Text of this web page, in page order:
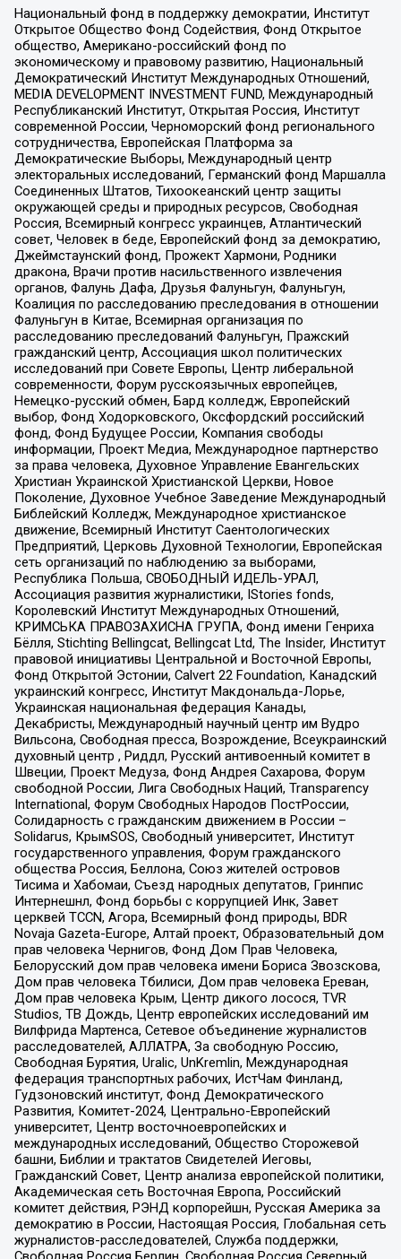
Национальный фонд в поддержку демократии, Институт
Открытое Общество Фонд Содействия, Фонд Открытое
общество, Американо-российский фонд по
экономическому и правовому развитию, Национальный
Демократический Институт Международных Отношений,
MEDIA DEVELOPMENT INVESTMENT FUND, Международный
Республиканский Институт, Открытая Россия, Институт
современной России, Черноморский фонд регионального
сотрудничества, Европейская Платформа за
Демократические Выборы, Международный центр
электоральных исследований, Германский фонд Маршалла
Соединенных Штатов, Тихоокеанский центр защиты
окружающей среды и природных ресурсов, Свободная
Россия, Всемирный конгресс украинцев, Атлантический
совет, Человек в беде, Европейский фонд за демократию,
Джеймстаунский фонд, Прожект Хармони, Родники
дракона, Врачи против насильственного извлечения
органов, Фалунь Дафа, Друзья Фалуньгун, Фалуньгун,
Коалиция по расследованию преследования в отношении
Фалуньгун в Китае, Всемирная организация по
расследованию преследований Фалуньгун, Пражский
гражданский центр, Ассоциация школ политических
исследований при Совете Европы, Центр либеральной
современности, Форум русскоязычных европейцев,
Немецко-русский обмен, Бард колледж, Европейский
выбор, Фонд Ходорковского, Оксфордский российский
фонд, Фонд Будущее России, Компания свободы
информации, Проект Медиа, Международное партнерство
за права человека, Духовное Управление Евангельских
Христиан Украинской Христианской Церкви, Новое
Поколение, Духовное Учебное Заведение Международный
Библейский Колледж, Международное христианское
движение, Всемирный Институт Саентологических
Предприятий, Церковь Духовной Технологии, Европейская
сеть организаций по наблюдению за выборами,
Республика Польша, СВОБОДНЫЙ ИДЕЛЬ-УРАЛ,
Ассоциация развития журналистики, IStories fonds,
Королевский Институт Международных Отношений,
КРИМСЬКА ПРАВОЗАХИСНА ГРУПА, Фонд имени Генриха
Бёлля, Stichting Bellingcat, Bellingcat Ltd, The Insider, Институт
правовой инициативы Центральной и Восточной Европы,
Фонд Открытой Эстонии, Calvert 22 Foundation, Канадский
украинский конгресс, Институт Макдональда-Лорье,
Украинская национальная федерация Канады,
Декабристы, Международный научный центр им Вудро
Вильсона, Свободная пресса, Возрождение, Всеукраинский
духовный центр , Риддл, Русский антивоенный комитет в
Швеции, Проект Медуза, Фонд Андрея Сахарова, Форум
свободной России, Лига Свободных Наций, Transparеncy
International, Форум Свободных Народов ПостРоссии,
Солидарность с гражданским движением в России –
Solidarus, КрымSOS, Свободный университет, Институт
государственного управления, Форум гражданского
общества Россия, Беллона, Союз жителей островов
Тисима и Хабомаи, Съезд народных депутатов, Гринпис
Интернешнл, Фонд борьбы с коррупцией Инк, Завет
церквей TCCN, Агора, Всемирный фонд природы, BDR
Novaja Gazeta-Europe, Алтай проект, Образовательный дом
прав человека Чернигов, Фонд Дом Прав Человека,
Белорусский дом прав человека имени Бориса Звозскова,
Дом прав человека Тбилиси, Дом прав человека Ереван,
Дом прав человека Крым, Центр дикого лосося, TVR
Studios, ТВ Дождь, Центр европейских исследований им
Вилфрида Мартенса, Сетевое объединение журналистов
расследователей, АЛЛАТРА, За свободную Россию,
Свободная Бурятия, Uralic, UnKremlin, Международная
федерация транспортных рабочих, ИстЧам Финланд,
Гудзоновский институт, Фонд Демократического
Развития, Комитет-2024, Центрально-Европейский
университет, Центр восточноевропейских и
международных исследований, Общество Сторожевой
башни, Библии и трактатов Свидетелей Иеговы,
Гражданский Совет, Центр анализа европейской политики,
Академическая сеть Восточная Европа, Российский
комитет действия, РЭНД корпорейшн, Русская Америка за
демократию в России, Настоящая Россия, Глобальная сеть
журналистов-расследователей, Служба поддержки,